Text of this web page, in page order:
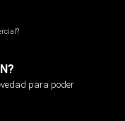
para poder